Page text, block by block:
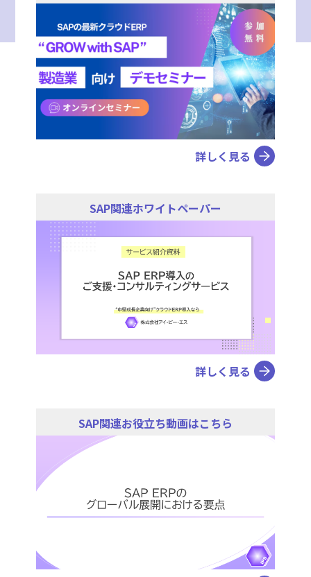
詳しく見る
SAP関連ホワイトペーパー
詳しく見る
SAP関連お役立ち動画はこちら